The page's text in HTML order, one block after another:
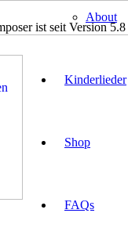
ist seit Version 5.8
About
Kinderlieder
Shop
FAQs